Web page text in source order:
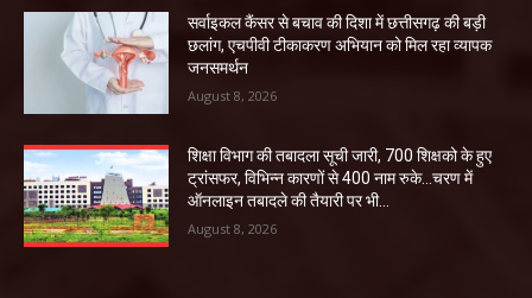
सर्वाइकल कैंसर से बचाव की दिशा में छत्तीसगढ़ की बड़ी
छलांग, एचपीवी टीकाकरण अभियान को मिल रहा व्यापक
जनसमर्थन
August 8, 2026
शिक्षा विभाग की तबादला सूची जारी, 700 शिक्षको के हुए
ट्रांसफर, विभिन्न कारणों से 400 नाम रुके…चरण में
ऑनलाइन तबादले की तैयारी पर भी...
August 8, 2026